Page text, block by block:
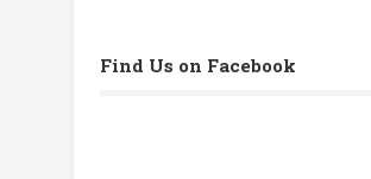
Find Us on Facebook